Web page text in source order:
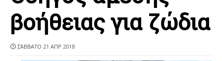
βοήθειας για ζώδια
ΣΆΒΒΑΤΟ 21 ΑΠΡ 2018